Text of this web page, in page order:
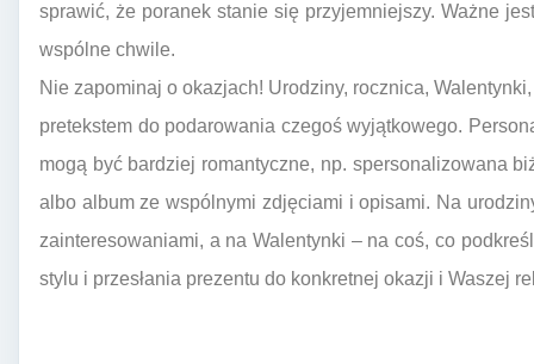
sprawić, że poranek stanie się przyjemniejszy. Ważne
wspólne chwile.
Nie zapominaj o okazjach! Urodziny, rocznica,
pretekstem do podarowania czegoś wyjątkowego.
mogą być bardziej romantyczne, np. spersonalizowana
albo album ze wspólnymi zdjęciami i opisami. Na
zainteresowaniami, a na Walentynki – na coś, co
stylu i przesłania prezentu do konkretnej okazji i Waszej